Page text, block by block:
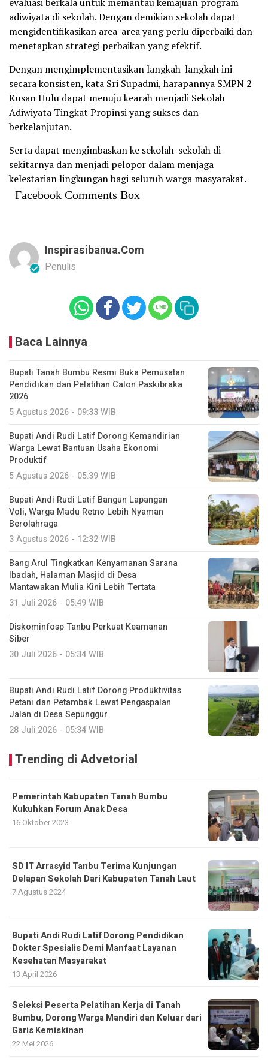
adiwiyata di sekolah. Dengan demikian sekolah dapat
mengidentifikasikan area-area yang perlu diperbaiki dan
menetapkan strategi perbaikan yang efektif.
Dengan mengimplementasikan langkah-langkah ini
secara konsisten, kata Sri Supadmi, harapannya SMPN 2
Kusan Hulu dapat menuju kearah menjadi Sekolah
Adiwiyata Tingkat Propinsi yang sukses dan
berkelanjutan.
Serta dapat mengimbaskan ke sekolah-sekolah di
sekitarnya dan menjadi pelopor dalam menjaga
kelestarian lingkungan bagi seluruh warga masyarakat.
Facebook Comments Box
Inspirasibanua.com
Penulis
Baca Lainnya
Bupati Tanah Bumbu Resmi Buka Pemusatan
Pendidikan dan Pelatihan Calon Paskibraka
2026
5 Agustus 2026 - 09:33 WIB
Bupati Andi Rudi Latif Dorong Kemandirian
Warga Lewat Bantuan Usaha Ekonomi
Produktif
5 Agustus 2026 - 05:39 WIB
Bupati Andi Rudi Latif Bangun Lapangan
Voli, Warga Madu Retno Lebih Nyaman
Berolahraga
3 Agustus 2026 - 12:32 WIB
Bang Arul Tingkatkan Kenyamanan Sarana
Ibadah, Halaman Masjid di Desa
Mantawakan Mulia Kini Lebih Tertata
31 Juli 2026 - 05:49 WIB
Diskominfosp Tanbu Perkuat Keamanan
Siber
30 Juli 2026 - 05:34 WIB
Bupati Andi Rudi Latif Dorong Produktivitas
Petani dan Petambak Lewat Pengaspalan
Jalan di Desa Sepunggur
28 Juli 2026 - 05:34 WIB
Trending di Advetorial
Pemerintah Kabupaten Tanah Bumbu
Kukuhkan Forum Anak Desa
16 Oktober 2023
SD IT Arrasyid Tanbu Terima Kunjungan
Delapan Sekolah Dari Kabupaten Tanah Laut
7 Agustus 2024
Bupati Andi Rudi Latif Dorong Pendidikan
Dokter Spesialis Demi Manfaat Layanan
Kesehatan Masyarakat
13 April 2026
Seleksi Peserta Pelatihan Kerja di Tanah
Bumbu, Dorong Warga Mandiri dan Keluar dari
Garis Kemiskinan
22 Mei 2026